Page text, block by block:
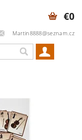
Martin8888@seznam.cz
€0